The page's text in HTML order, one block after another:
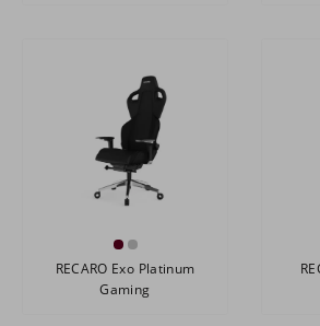
RECARO Exo Platinum
Gaming